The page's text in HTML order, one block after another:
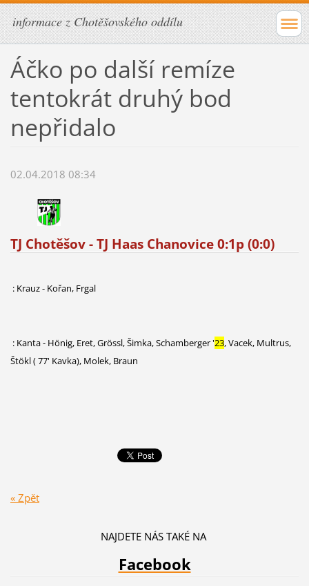
informace z Chotěšovského oddílu
Áčko po další remíze
tentokrát druhý bod
nepřidalo
02.04.2018 08:34
TJ Chotěšov - TJ Haas Chanovice 0:1p (0:0)
: Krauz - Kořan, Frgal
: Kanta - Hönig, Eret, Grössl, Šimka, Schamberger '23, Vacek, Multrus,
Štökl(77' Kavka), Molek, Braun
« Zpět
NAJDETE NÁS TAKÉ NA
Facebook